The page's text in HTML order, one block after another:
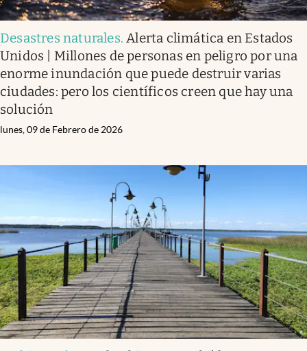
Desastres naturales.Alerta climática en Estados
Unidos | Millones de personas en peligro por una
enorme inundación que puede destruir varias
ciudades: pero los científicos creen que hay una
solución
lunes, 09 de Febrero de 2026